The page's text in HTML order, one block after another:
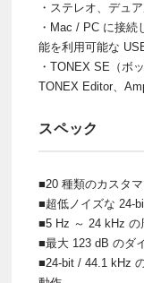
・ステレオ、デュ
・Mac / PC に接続
能を利用可能な
・TONEX SE（ボ
TONEX Editor、
スペック
■20 種類のカスタ
■超低ノイズな 24-
■5 Hz ～ 24 kHz の
■最大 123 dB のダ
■24-bit / 44.1 kHz